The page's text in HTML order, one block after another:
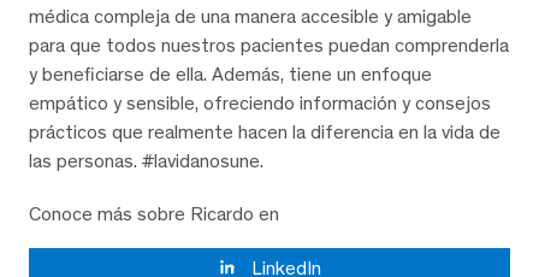
médica compleja de una manera accesible y amigable
para que todos nuestros pacientes puedan comprenderla
y beneficiarse de ella. Además, tiene un enfoque
empático y sensible, ofreciendo información y consejos
prácticos que realmente hacen la diferencia en la vida de
las personas. #lavidanosune.
Conoce más sobre Ricardo en
LinkedIn